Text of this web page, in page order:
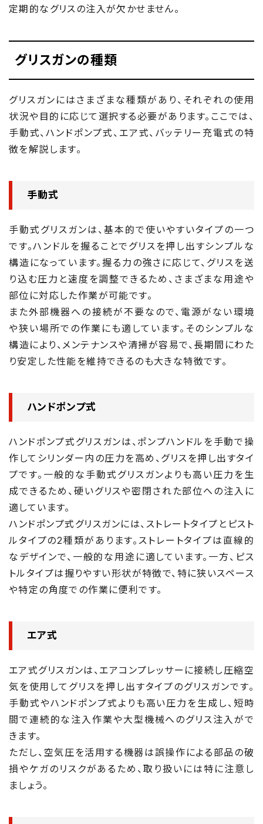
定期的なグリスの注入が欠かせません。
グリスガンの種類
グリスガンにはさまざまな種類があり、それぞれの使用
状況や目的に応じて選択する必要があります。ここでは、
手動式、ハンドポンプ式、エア式、バッテリー充電式の特
徴を解説します。
手動式
手動式グリスガンは、基本的で使いやすいタイプの一つ
です。ハンドルを握ることでグリスを押し出すシンプルな
構造になっています。握る力の強さに応じて、グリスを送
り込む圧力と速度を調整できるため、さまざまな用途や
部位に対応した作業が可能です。
また外部機器への接続が不要なので、電源がない環境
や狭い場所での作業にも適しています。そのシンプルな
構造により、メンテナンスや清掃が容易で、長期間にわた
り安定した性能を維持できるのも大きな特徴です。
ハンドポンプ式
ハンドポンプ式グリスガンは、ポンプハンドルを手動で操
作してシリンダー内の圧力を高め、グリスを押し出すタイ
プです。一般的な手動式グリスガンよりも高い圧力を生
成できるため、硬いグリスや密閉された部位への注入に
適しています。
ハンドポンプ式グリスガンには、ストレートタイプとピスト
ルタイプの2種類があります。ストレートタイプは直線的
なデザインで、一般的な用途に適しています。一方、ピス
トルタイプは握りやすい形状が特徴で、特に狭いスペース
や特定の角度での作業に便利です。
エア式
エア式グリスガンは、エアコンプレッサーに接続し圧縮空
気を使用してグリスを押し出すタイプのグリスガンです。
手動式やハンドポンプ式よりも高い圧力を生成し、短時
間で連続的な注入作業や大型機械へのグリス注入がで
きます。
ただし、空気圧を活用する機器は誤操作による部品の破
損やケガのリスクがあるため、取り扱いには特に注意し
ましょう。